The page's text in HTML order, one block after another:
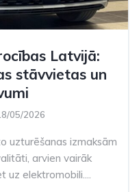
Latvijā:
stāvvietas un
05/2026
uzturēšanas izmaksām
arvien vairāk
elektromobili....